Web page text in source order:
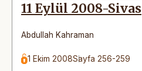
11 Eylül 2008-Sivas
Abdullah Kahraman
1 Ekim 2008Sayfa 256-259